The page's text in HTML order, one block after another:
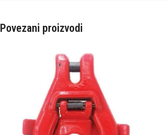
Povezani proizvodi